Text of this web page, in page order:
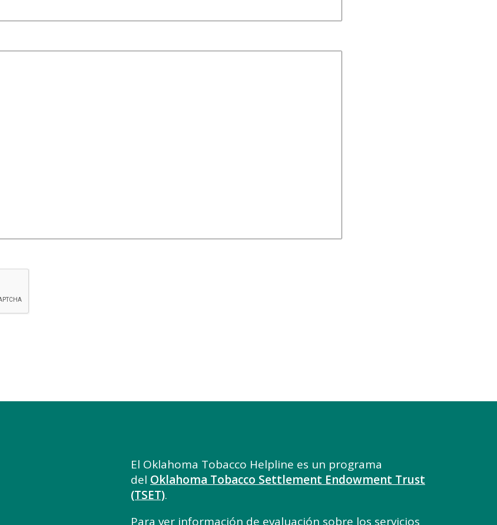
El Oklahoma Tobacco Helpline es un programa
del Oklahoma Tobacco Settlement Endowment Trust
(TSET).
Para ver información de evaluación sobre los servicios